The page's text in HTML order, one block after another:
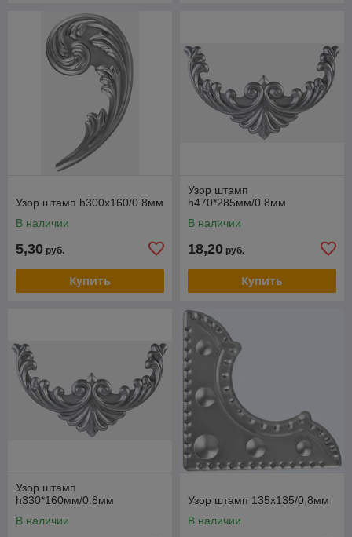
Узор штамп h300x160/0.8мм
В наличии
5,30 руб.
Купить
Узор штамп
h470*285мм/0.8мм
В наличии
18,20 руб.
Купить
Узор штамп
h330*160мм/0.8мм
В наличии
Узор штамп 135x135/0,8мм
В наличии